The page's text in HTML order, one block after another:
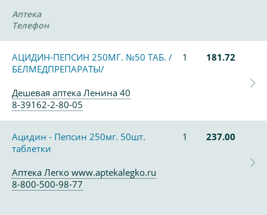
Аптека
Телефон
АЦИДИН-ПЕПСИН 250МГ. №50 ТАБ. /
БЕЛМЕДПРЕПАРАТЫ/
1 181.72
Дешевая аптека Ленина 40
8-39162-2-80-05
Ацидин - Пепсин 250мг. 50шт.
таблетки
1 237.00
Аптека Легко www.aptekalegko.ru
8-800-500-98-77